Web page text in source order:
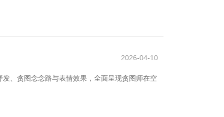
2026-04-10
、贪图念念路与表情效果，全面呈现贪图师在空